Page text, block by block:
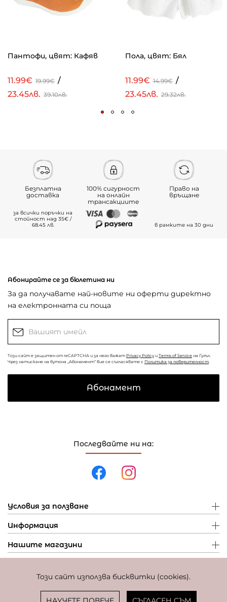
Този сайт използва бисквитки (cookies).
Пантофи, цвят: Кафяв
11.99€ 19.99€ /
23.45лв. 39.10лв.
Пола, цвят: Бял
11.99€ 14.99€ /
23.45лв. 29.32лв.
Безплатна
доставка
за всички поръчки на
стойност над 35€ /
68.45 лв.
100% сигурност
на онлайн
трансакциите
Право на
връщане
в рамките на 30 дни
Последвайте ни на:
Условия за ползване
Информация
Нашите магазини
Абонирайте се за бюлетина ни
За да получавате най-новите ни оферти директно
на електронната си поща
Този сайт е защитен от reCAPTCHA и за него важат Privacy Policy и Terms of Service на Гугъл.
Чрез натискане на бутона „Абонамент“ вие се съгласявате с Политика за поверителност
Абонамент
Фиксиран курс за превалутиране: 1 EUR = 1,95583 BGN